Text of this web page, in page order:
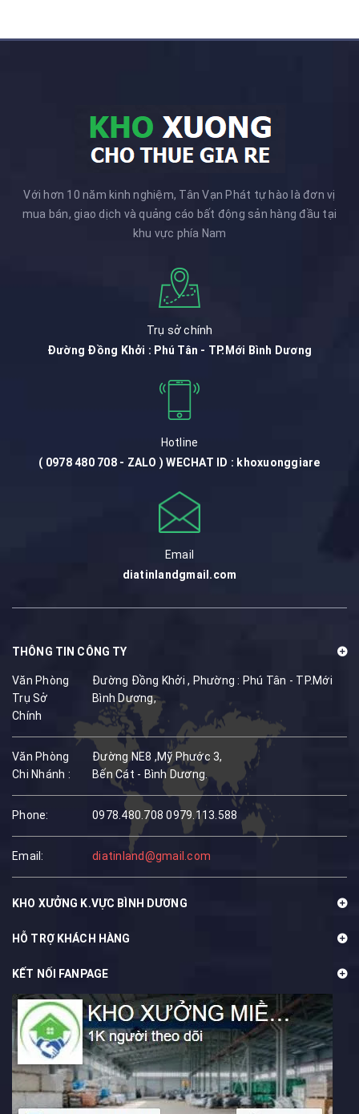
Với hơn 10 năm kinh nghiệm, Tân Vạn Phát tự hào là đơn vị
mua bán, giao dịch và quảng cáo bất động sản hàng đầu tại
khu vực phía Nam
Trụ sở chính
Đường Đồng Khởi : Phú Tân - TP.Mới Bình Dương
Hotline
( 0978 480 708 - ZALO ) WECHAT ID : khoxuonggiare
Email
diatinlandgmail.com
THÔNG TIN CÔNG TY
Văn Phòng
Trụ Sở
Chính
Đường Đồng Khởi , Phường : Phú Tân - TP.Mới
Bình Dương,
Văn Phòng
Chi Nhánh :
Đường NE8 ,Mỹ Phước 3,
Bến Cát - Bình Dương.
Phone: 0978.480.7080979.113.588
Email: diatinland@gmail.com
KHO XƯỞNG K.VỰC BÌNH DƯƠNG
HỖ TRỢ KHÁCH HÀNG
KẾT NỐI FANPAGE